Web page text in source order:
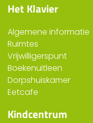
Het Klavier
Algemene informatie
Ruimtes
Vrijwilligerspunt
Boekenuitleen
Dorpshuiskamer
Eetcafe
Kindcentrum